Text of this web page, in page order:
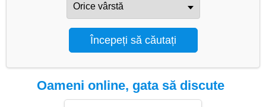
Oameni online, gata să discute